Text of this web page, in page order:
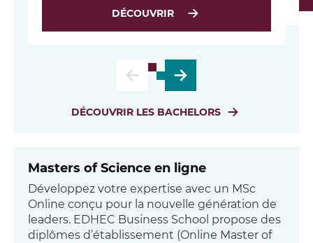
DÉCOUVRIR
DÉCOUVRIR LES BACHELORS
Masters of Science en ligne
Développez votre expertise avec un MSc
Online conçu pour la nouvelle génération de
leaders. EDHEC Business School propose des
diplômes d’établissement (Online Master of